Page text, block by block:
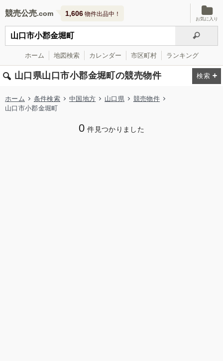
競売公売 1,606 物件出品中！
お気に入り
ホーム 地図検索 カレンダー 市区町村 ランキング
山口県山口市小郡金堀町の競売物件
ホーム 条件検索 中国地方 山口県
競売物件
山口市小郡金堀町
0 件見つかりました